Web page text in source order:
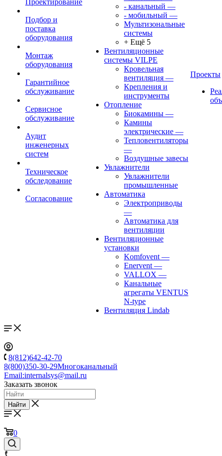
Проектирование
Подбор и
поставка
оборудования
Монтаж
оборудования
Гарантийное
обслуживание
Сервисное
обслуживание
Аудит
инженерных
систем
Техническое
обследование
Согласование
- канальный —
- мобильный —
Мультизональные
системы
+ Ещё 5
Вентиляционные
системы VILPE
Кровельная
вентиляция —
Крепления и
инструменты
Отопление
Биокамины —
Камины
электрические —
Тепловентиляторы
—
Воздушные завесы
Увлажнители
Увлажнители
промышленные
Автоматика
Электроприводы
—
Автоматика для
вентиляции
Вентиляционные
установки
Komfovent —
Enervent —
VALLOX —
Канальные
агрегаты VENTUS
N-type
Вентиляция Lindab
Проекты
8(812)642-42-70
8(800)350-30-29Многоканальный
Email:internalsys@mail.ru
Заказать звонок
Найти
0